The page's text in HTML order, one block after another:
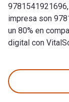
impresa son
un 80% en
digital con